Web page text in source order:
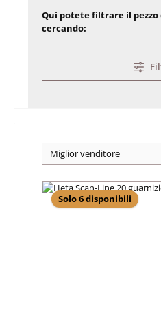
Qui potete filtrare il
cercando:
Solo 6 disponibili